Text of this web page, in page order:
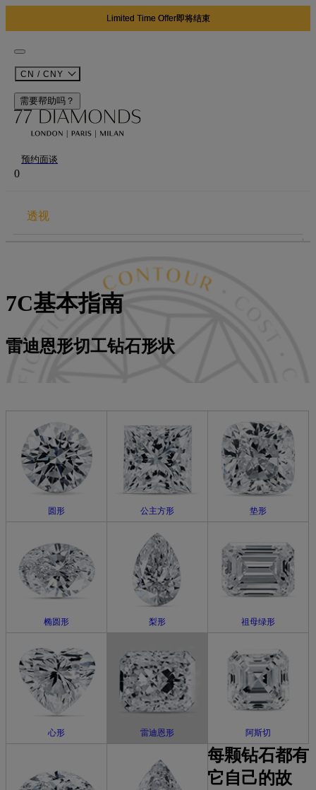
Limited Time Offer即将结束
CN / CNY
需要帮助吗？
预约面谈
0
认证
透视
成本
荧光
7C基本指南
雷迪恩形切工钻石形状
圆形 公主方形 垫形
椭圆形 梨形 祖母绿形
心形 雷迪恩形 阿斯切
每颗钻石都有
它自己的故